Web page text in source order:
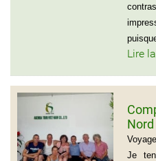
Lire
de
Je